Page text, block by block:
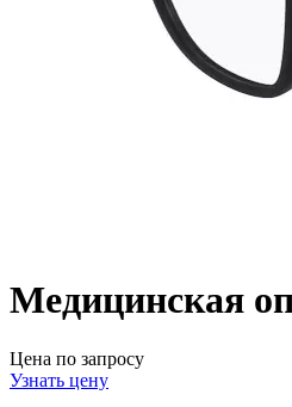
Медицинская
Цена по запросу
Узнать цену